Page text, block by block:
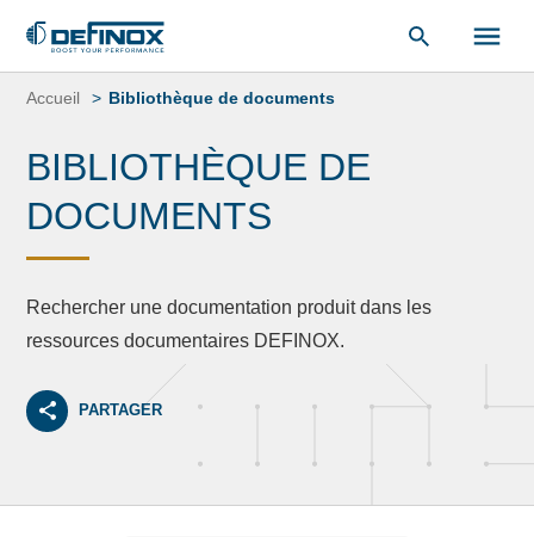
Aller
«Bibliothèque de documents
Accueil Bibliothèque de documents
BIBLIOTHÈQUE DE
DOCUMENTS
Rechercher une documentation produit dans les
ressources documentaires DEFINOX.
PARTAGER